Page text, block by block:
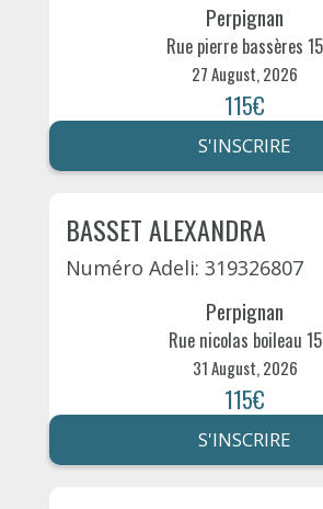
Perpignan
Rue pierre bassères 15
27 August, 2026
115€
S'INSCRIRE
BASSET ALEXANDRA
Numéro Adeli: 319326807
Perpignan
Rue nicolas boileau 15
31 August, 2026
115€
S'INSCRIRE